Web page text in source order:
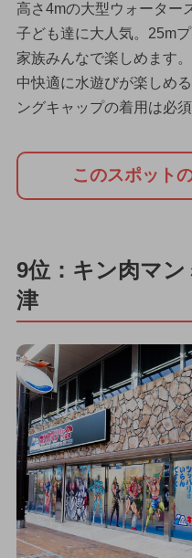
高さ4mの大型ウォーター
子ども達に大人気。25m
家族みんなで楽しめます
中快適に水遊びが楽しめ
ングキャップの着用は必
このスポット
9位：キン肉マ
津